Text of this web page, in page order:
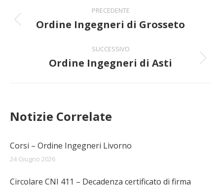
tra
PRECEDENTE
Post
Ordine Ingegneri di Grosseto
SUCCESSIVO
Prossimo
Ordine Ingegneri di Asti
Notizie Correlate
Corsi – Ordine Ingegneri Livorno
24 Giugno 2026
Circolare CNI 411 – Decadenza certificato di firma